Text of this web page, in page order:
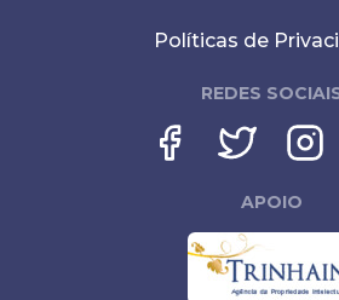
Políticas de
REDES
APOIO